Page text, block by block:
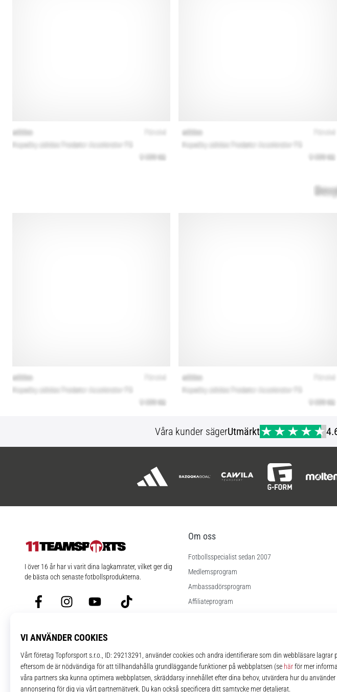
Våra kunder sägerUtmärkt
11teamsports.se
I över 16 år har vi varit dina lagkamrater, vilket ger dig
de bästa och senaste fotbollsprodukterna.
FacebookInstagramYouTubeTikTok
Om oss
Fotbollsspecialist sedan 2007
Medlemsprogram
Ambassadörsprogram
Affiliateprogram